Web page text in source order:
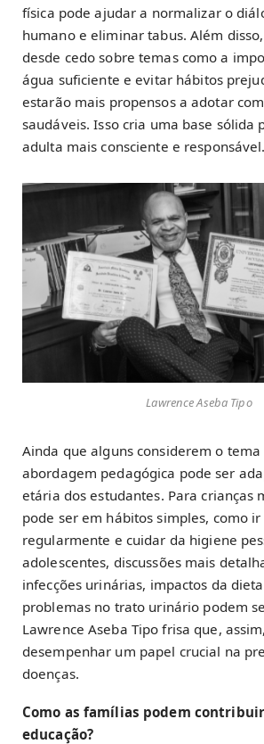
física pode ajudar a normalizar o
humano e eliminar tabus. Além
desde cedo sobre temas como a
água suficiente e evitar hábitos
estarão mais propensos a adotar
saudáveis. Isso cria uma base sólida
adulta mais consciente e responsável.
Lawrence Aseba Tipo
Ainda que alguns considerem o tema
abordagem pedagógica pode ser
etária dos estudantes. Para crianças
pode ser em hábitos simples, como
regularmente e cuidar da higiene
adolescentes, discussões mais
infecções urinárias, impactos da
problemas no trato urinário podem
Lawrence Aseba Tipo frisa que,
desempenhar um papel crucial na
doenças.
Como as famílias podem
educação?